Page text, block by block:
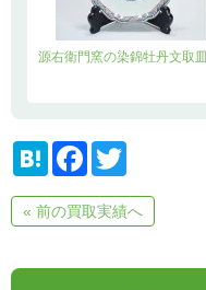
源右衛門窯の染錦牡丹文取皿
H
e
n
F
e
b
k
t
t
« 前の買取実績へ